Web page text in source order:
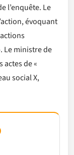
l’enquête. Le
évoquant
Le ministre de
actes de «
social X,